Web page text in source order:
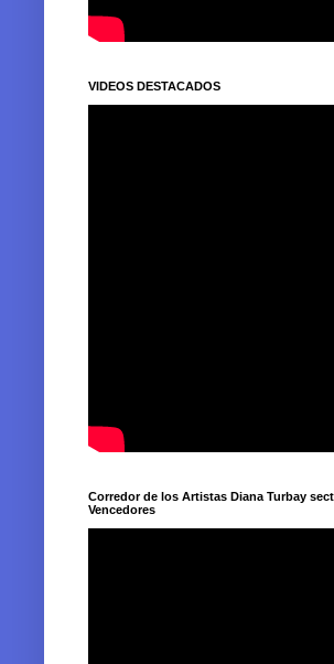
VIDEOS DESTACADOS
Corredor de los Artistas Diana Turbay
Vencedores